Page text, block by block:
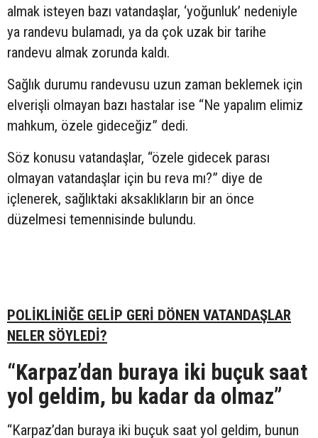
almak isteyen bazı vatandaşlar, ‘yoğunluk’ nedeniyle
ya randevu bulamadı, ya da çok uzak bir tarihe
randevu almak zorunda kaldı.
Sağlık durumu randevusu uzun zaman beklemek için
elverişli olmayan bazı hastalar ise “Ne yapalım elimiz
mahkum, özele gideceğiz” dedi.
Söz konusu vatandaşlar, “özele gidecek parası
olmayan vatandaşlar için bu reva mı?” diye de
içlenerek, sağlıktaki aksaklıkların bir an önce
düzelmesi temennisinde bulundu.
POLİKLİNİĞE GELİP GERİ DÖNEN VATANDAŞLAR
NELER SÖYLEDİ?
“Karpaz’dan buraya iki buçuk saat
yol geldim, bu kadar da olmaz”
“Karpaz’dan buraya iki buçuk saat yol geldim, bunun